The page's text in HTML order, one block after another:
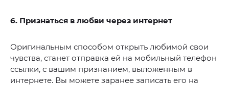
6. Признаться в любви через интернет
Оригинальным способом открыть любимой свои
чувства, станет отправка ей на мобильный телефон
ссылки, с вашим признанием, выложенным в
интернете. Вы можете заранее записать его на